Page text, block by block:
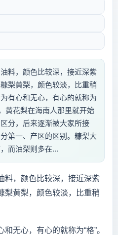
料，颜色比较深，接近深紫
梨黄梨，颜色较淡，比重稍
有心和无心，有心的就称为
黄花梨在海南人那里就开始
分，后来逐渐被大家所接
第一、产区的区别。糠梨大
而油梨则多在...
料，颜色比较深，接近深紫
梨黄梨，颜色较淡，比重稍
无心，有心的就称为“格”。